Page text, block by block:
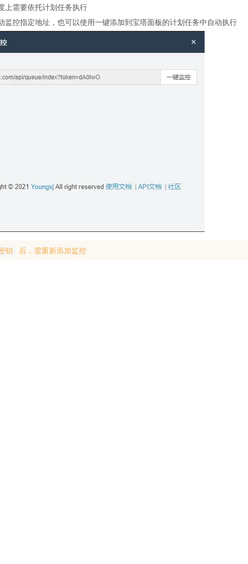
上需要依托计划任务执行
监控指定地址，也可以使用一键添加到宝塔面板的计划任务中自动执行
钥 后，需重新添加监控